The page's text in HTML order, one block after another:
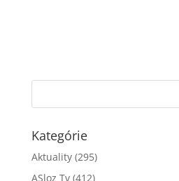
Kategórie
Aktuality(295)
ASloz Tv(412)